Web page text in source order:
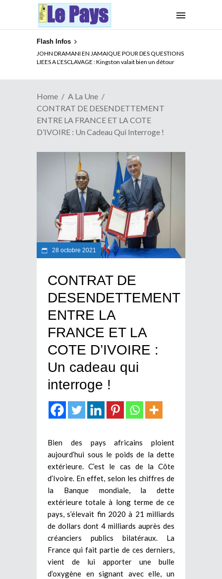
Flash Infos
JOHN DRAMANI EN JAMAIQUE POUR DES QUESTIONS
LIEES A L’ESCLAVAGE : Kingston valait bien un détour
ELECTION DE TALON A LA TETE DU SENAT BENINOIS :
Quand Patrice quitte le pouvoir sans partir !
Home
A La Une
CONTRAT DE DESENDETTEMENT
ENTRE LA FRANCE ET LA COTE
D’IVOIRE : Un Cadeau Qui Interroge !
28 octobre 2021
CONTRAT DE
DESENDETTEMENT
ENTRE LA
FRANCE ET LA
COTE D’IVOIRE :
Un cadeau qui
interroge !
Bien des pays africains ploient
aujourd’hui sous le poids de la dette
extérieure. C’est le cas de la Côte
d’Ivoire. En effet, selon les chiffres de
la Banque mondiale, la dette
extérieure totale à long terme de ce
pays, s’élevait fin 2020 à 21 milliards
de dollars dont 4 milliards auprès des
créanciers publics bilatéraux. La
France qui fait partie de ces derniers,
vient de lui apporter une bulle
d’oxygène en signant avec elle, un